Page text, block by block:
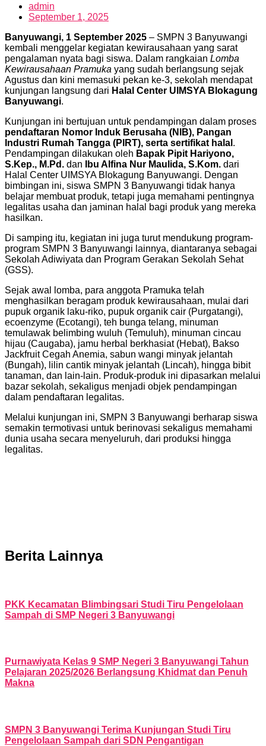
admin
September 1, 2025
Banyuwangi, 1 September 2025 – SMPN 3 Banyuwangi
kembali menggelar kegiatan kewirausahaan yang sarat
pengalaman nyata bagi siswa. Dalam rangkaian Lomba
Kewirausahaan Pramuka yang sudah berlangsung sejak
Agustus dan kini memasuki pekan ke-3, sekolah mendapat
kunjungan langsung dari Halal Center UIMSYA Blokagung
Banyuwangi.
Kunjungan ini bertujuan untuk pendampingan dalam proses
pendaftaran Nomor Induk Berusaha (NIB), Pangan
Industri Rumah Tangga (PIRT), serta sertifikat halal .
Pendampingan dilakukan oleh Bapak Pipit Hariyono,
S.Kep., M.Pd. dan Ibu Alfina Nur Maulida, S.Kom. dari
Halal Center UIMSYA Blokagung Banyuwangi. Dengan
bimbingan ini, siswa SMPN 3 Banyuwangi tidak hanya
belajar membuat produk, tetapi juga memahami pentingnya
legalitas usaha dan jaminan halal bagi produk yang mereka
hasilkan.
Di samping itu, kegiatan ini juga turut mendukung program-
program SMPN 3 Banyuwangi lainnya, diantaranya sebagai
Sekolah Adiwiyata dan Program Gerakan Sekolah Sehat
(GSS).
Sejak awal lomba, para anggota Pramuka telah
menghasilkan beragam produk kewirausahaan, mulai dari
pupuk organik laku-riko, pupuk organik cair (Purgatangi),
ecoenzyme (Ecotangi), teh bunga telang, minuman
temulawak belimbing wuluh (Temuluh), minuman cincau
hijau (Caugaba), jamu herbal berkhasiat (Hebat), Bakso
Jackfruit Cegah Anemia, sabun wangi minyak jelantah
(Bungah), lilin cantik minyak jelantah (Lincah), hingga bibit
tanaman, dan lain-lain. Produk-produk ini dipasarkan melalui
bazar sekolah, sekaligus menjadi objek pendampingan
dalam pendaftaran legalitas.
Melalui kunjungan ini, SMPN 3 Banyuwangi berharap siswa
semakin termotivasi untuk berinovasi sekaligus memahami
dunia usaha secara menyeluruh, dari produksi hingga
legalitas.
Berita Lainnya
PKK Kecamatan Blimbingsari Studi Tiru Pengelolaan
Sampah di SMP Negeri 3 Banyuwangi
Purnawiyata Kelas 9 SMP Negeri 3 Banyuwangi Tahun
Pelajaran 2025/2026 Berlangsung Khidmat dan Penuh
Makna
SMPN 3 Banyuwangi Terima Kunjungan Studi Tiru
Pengelolaan Sampah dari SDN Pengantigan